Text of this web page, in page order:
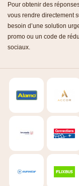
Pour obtenir des
vous rendre directement
besoin d’une solution
promo ou un code de
sociaux.